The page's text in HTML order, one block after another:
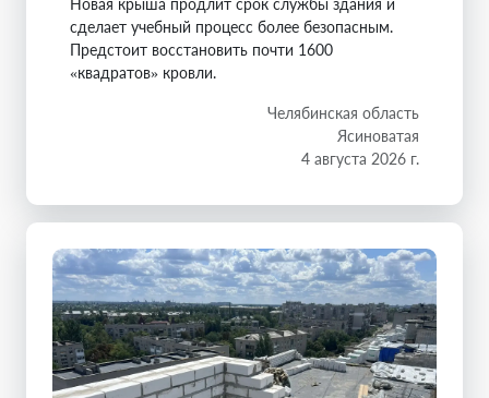
Новая крыша продлит срок службы здания и
сделает учебный процесс более безопасным.
Предстоит восстановить почти 1600
«квадратов» кровли.
Челябинская область
Ясиноватая
4 августа 2026 г.